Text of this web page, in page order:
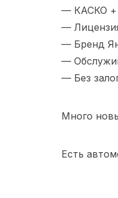
— КАСКО
—
— Бренд
—
— Без
Много
Есть